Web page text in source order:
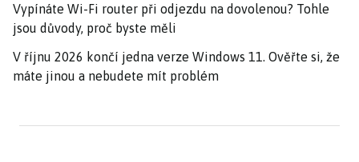
Vypínáte Wi-Fi router při odjezdu na dovolenou? Tohle
jsou důvody, proč byste měli
V říjnu 2026 končí jedna verze Windows 11. Ověřte si, že
máte jinou a nebudete mít problém